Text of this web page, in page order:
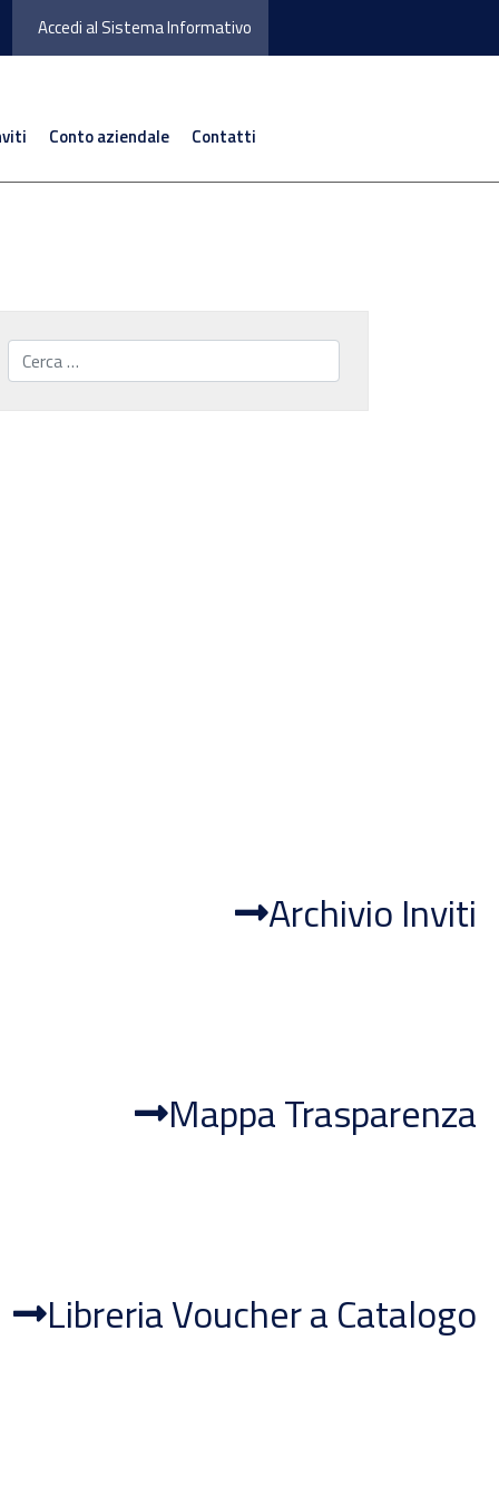
Accedi al Sistema Informativo
Conto aziendale Contatti
Cerca...
Archivio Inviti
Mappa Trasparenza
Libreria Voucher a Catalogo